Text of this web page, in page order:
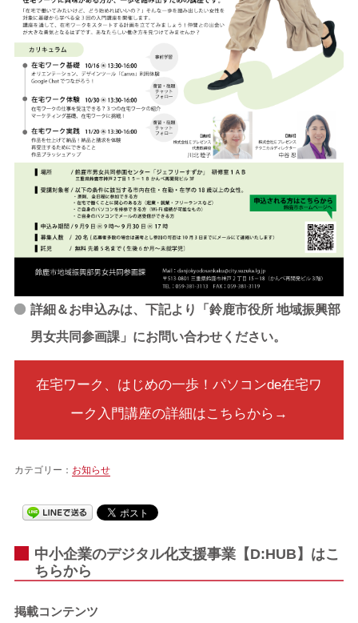
詳細＆お申込みは、下記より「鈴鹿市役所 地域振興部
男女共同参画課」 にお問い合わせください。
在宅ワーク、はじめの一歩！パソコンde在宅ワ
ーク入門講座の詳細はこちらから→
カテゴリー： お知らせ
中小企業のデジタル化支援事業【D:HUB】はこ
ちらから
掲載コンテンツ